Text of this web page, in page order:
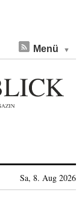
Menü
Sa, 8. Aug 2026